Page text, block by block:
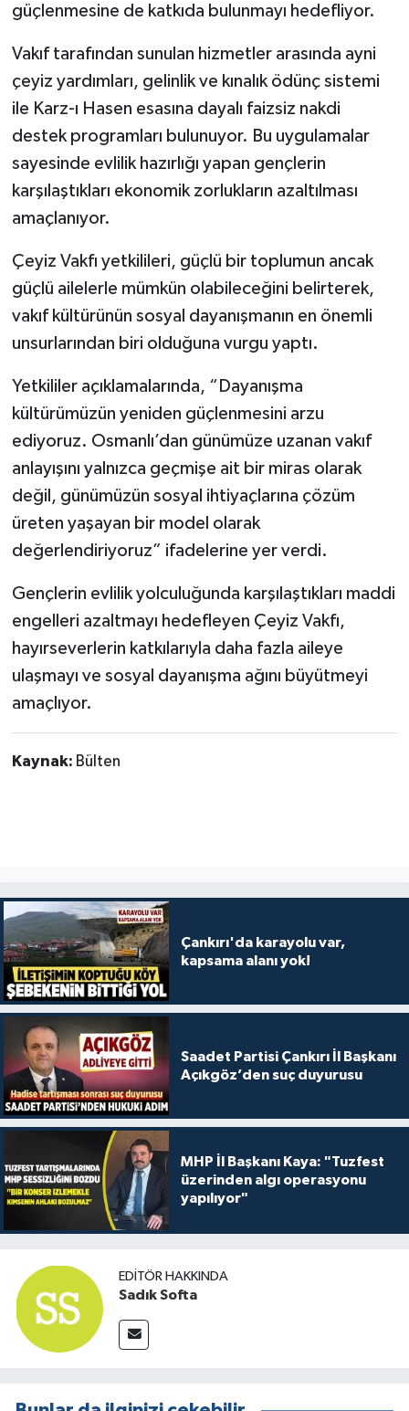
güçlenmesine de katkıda bulunmayı hedefliyor.
Vakıf tarafından sunulan hizmetler arasında ayni
çeyiz yardımları, gelinlik ve kınalık ödünç sistemi
ile Karz-ı Hasen esasına dayalı faizsiz nakdi
destek programları bulunuyor. Bu uygulamalar
sayesinde evlilik hazırlığı yapan gençlerin
karşılaştıkları ekonomik zorlukların azaltılması
amaçlanıyor.
Çeyiz Vakfı yetkilileri, güçlü bir toplumun ancak
güçlü ailelerle mümkün olabileceğini belirterek,
vakıf kültürünün sosyal dayanışmanın en önemli
unsurlarından biri olduğuna vurgu yaptı.
Yetkililer açıklamalarında, “Dayanışma
kültürümüzün yeniden güçlenmesini arzu
ediyoruz. Osmanlı’dan günümüze uzanan vakıf
anlayışını yalnızca geçmişe ait bir miras olarak
değil, günümüzün sosyal ihtiyaçlarına çözüm
üreten yaşayan bir model olarak
değerlendiriyoruz” ifadelerine yer verdi.
Gençlerin evlilik yolculuğunda karşılaştıkları maddi
engelleri azaltmayı hedefleyen Çeyiz Vakfı,
hayırseverlerin katkılarıyla daha fazla aileye
ulaşmayı ve sosyal dayanışma ağını büyütmeyi
amaçlıyor.
Kaynak: Bülten
Çankırı'da karayolu var,
kapsama alanı yok!
Saadet Partisi Çankırı İl Başkanı
Açıkgöz’den suç duyurusu
MHP İl Başkanı Kaya: "Tuzfest
üzerinden algı operasyonu
yapılıyor"
EDITÖR HAKKINDA
Sadık Softa